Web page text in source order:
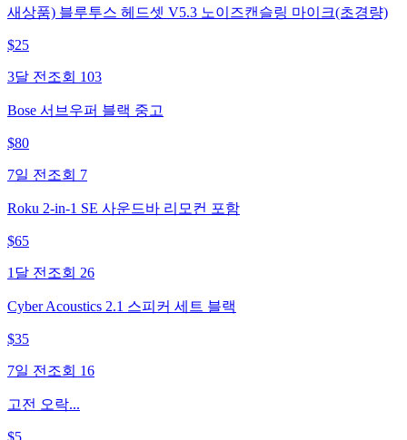
새상품) 블루투스 헤드셋 V5.3 노이즈캔슬링 마이크(초경량)
$25
3달 전 조회 103
Bose 서브우퍼 블랙 중고
$80
7일 전 조회 7
Roku 2-in-1 SE 사운드바 리모컨 포함
$65
1달 전 조회 26
Cyber Acoustics 2.1 스피커 세트 블랙
$35
7일 전 조회 16
고전 오락...
$5